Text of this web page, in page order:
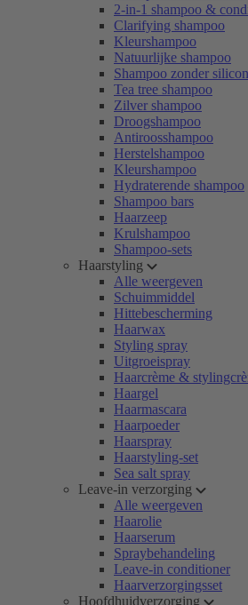
2-in-1 shampoo &
Clarifying shampoo
Kleurshampoo
Natuurlijke shampoo
Shampoo zonder
Tea tree shampoo
Zilver shampoo
Droogshampoo
Antiroosshampoo
Herstelshampoo
Kleurshampoo
Hydraterende shampoo
Shampoo bars
Haarzeep
Krulshampoo
Shampoo-sets
Haarstyling
Alle weergeven
Schuimmiddel
Hittebescherming
Haarwax
Styling spray
Uitgroeispray
Haarcrème &
Haargel
Haarmascara
Haarpoeder
Haarspray
Haarstyling-set
Sea salt spray
Leave-in verzorging
Alle weergeven
Haarolie
Haarserum
Spraybehandeling
Leave-in conditioner
Haarverzorgingsset
Hoofdhuidverzorging